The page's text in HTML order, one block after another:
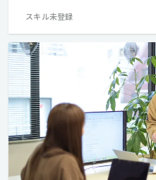
スキル未登録